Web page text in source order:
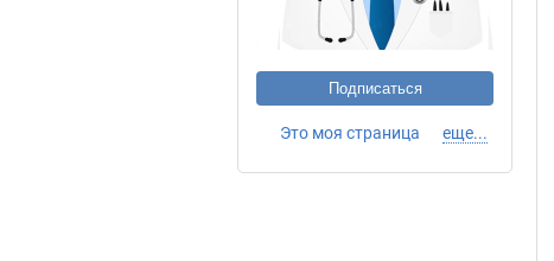
Подписаться
Это моя страница еще...